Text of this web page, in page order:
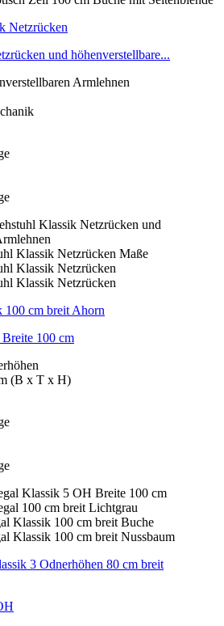
und höhenverstellbare...
Armlehnen
100 cm
(B x T x H)